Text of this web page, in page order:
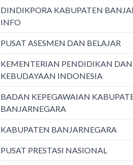
DINDIKPORA KABUPATEN
INFO
PUSAT ASESMEN DAN BELAJAR
KEMENTERIAN PENDIDIKAN DAN
KEBUDAYAAN INDONESIA
BADAN KEPEGAWAIAN
BANJARNEGARA
KABUPATEN BANJARNEGARA
PUSAT PRESTASI NASIONAL